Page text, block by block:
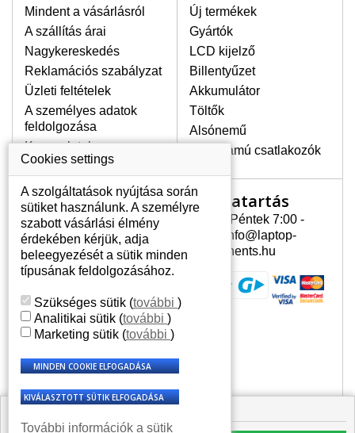
mechanikai sérüléseket lehet besorolni,
mint pl. széttört vagy megrepedt kijelző.
Továbbá még a függőleges csíkozást,
kijelző sötétségét, villogását vagy
egyenetlen fényességét.
LEGMAGASABB MINŐSÉGŰ
LCD KIJELZŐ!
A raktáron csakis eredeti
jótállás egész ideje alatt a pixelek
hibásodása nélkül, teljesítik az
A+ minőségi kategória igényes
feltételeit.
HOGYAN TUDJA MEGÁLLAPÍTANI
MILYEN KIJELZŐ SZÜKSÉGES A
A kijelzőt a laptop modeljle alapján lehet
kikeresni, amely megjelölés megtalálható
a laptop alulsó részén található címkén
ábrázolva van egy keretben vagy a
billentyűzetnél a vázon is. Abban az
esetben, amennyiben a sérült vagy
megrepedt kijelző le van szerelve, a típus
Mindent a vásárlásról
A szállítás árai
Nagykereskedés
Reklamációs szabályzat
Üzleti feltételek
A személyes adatok
feldolgozása
Kapcsolatok
Új termékek
Gyártók
LCD kijelző
Billentyűzet
Akkumulátor
Töltők
Alsónemű
Erősáramú csatlakozók
Az Ön számlája
Az Ön számlája
Személyes információk
Címek
Nyitvatartás
Hétfõ - Péntek 7:00 -
15:30 info@laptop-
components.hu
Cookies settings
A szolgáltatások nyújtása során
sütiket használunk. A személyre
szabott vásárlási élmény
érdekében kérjük, adja
beleegyezését a sütik minden
típusának feldolgozásához.
Szükséges sütik (további )
Analitikai sütik (további )
Marketing sütik (további )
További információk a sütik